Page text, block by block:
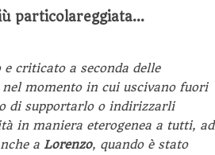
particolareggiata…
e criticato a seconda delle
momento in cui uscivano fuori
di supportarlo o indirizzarli
in maniera eterogenea a tutti, ad
a Lorenzo, quando è stato